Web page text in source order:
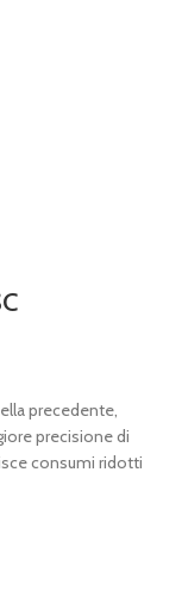
precedente,
precisione di
consumi ridotti